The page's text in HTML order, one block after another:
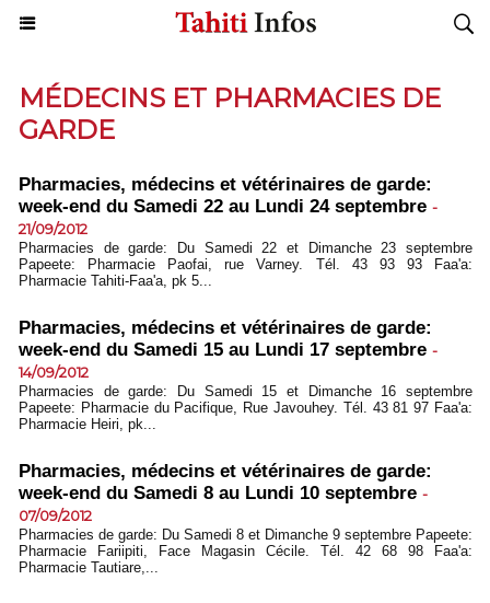
MÉDECINS ET PHARMACIES DE
GARDE
Pharmacies, médecins et vétérinaires de garde:
week-end du Samedi 22 au Lundi 24 septembre -
21/09/2012
Pharmacies de garde: Du Samedi 22 et Dimanche 23 septembre
Papeete: Pharmacie Paofai, rue Varney. Tél. 43 93 93 Faa'a:
Pharmacie Tahiti-Faa'a, pk 5...
Pharmacies, médecins et vétérinaires de garde:
week-end du Samedi 15 au Lundi 17 septembre -
14/09/2012
Pharmacies de garde: Du Samedi 15 et Dimanche 16 septembre
Papeete: Pharmacie du Pacifique, Rue Javouhey. Tél. 43 81 97 Faa'a:
Pharmacie Heiri, pk...
Pharmacies, médecins et vétérinaires de garde:
week-end du Samedi 8 au Lundi 10 septembre -
07/09/2012
Pharmacies de garde: Du Samedi 8 et Dimanche 9 septembre Papeete:
Pharmacie Fariipiti, Face Magasin Cécile. Tél. 42 68 98 Faa'a:
Pharmacie Tautiare,...